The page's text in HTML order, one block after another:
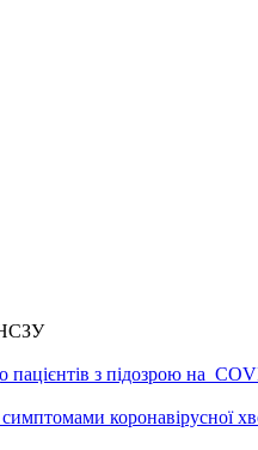
НСЗУ
з підозрою на
коронавірусної